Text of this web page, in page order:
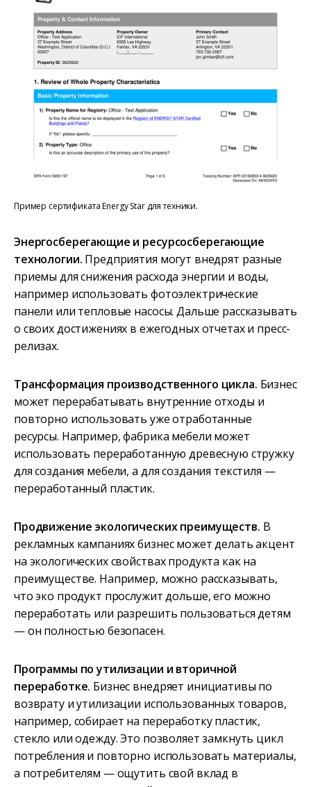
Пример сертификата Energy Star для техники.
Энергосберегающие и ресурсосберегающие
технологии. Предприятия могут внедрят разные
приемы для снижения расхода энергии и воды,
например использовать фотоэлектрические
панели или тепловые насосы. Дальше рассказывать
о своих достижениях в ежегодных отчетах и пресс-
релизах.
Трансформация производственного цикла. Бизнес
может перерабатывать внутренние отходы и
повторно использовать уже отработанные
ресурсы. Например, фабрика мебели может
использовать переработанную древесную стружку
для создания мебели, а для создания текстиля —
переработанный пластик.
Продвижение экологических преимуществ. В
рекламных кампаниях бизнес может делать акцент
на экологических свойствах продукта как на
преимуществе. Например, можно рассказывать,
что эко продукт прослужит дольше, его можно
переработать или разрешить пользоваться детям
— он полностью безопасен.
Программы по утилизации и вторичной
переработке. Бизнес внедряет инициативы по
возврату и утилизации использованных товаров,
например, собирает на переработку пластик,
стекло или одежду. Это позволяет замкнуть цикл
потребления и повторно использовать материалы,
а потребителям — ощутить свой вклад в